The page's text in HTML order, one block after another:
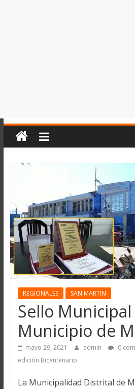
REGIONALES SAN MARTIN
Sello
Municipio de
mayo 29, 2021 admin 0
edición Bicentenario
La Municipalidad Distrital de